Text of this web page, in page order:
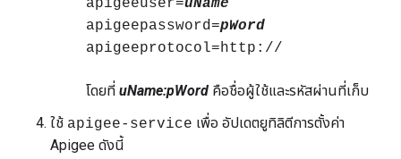
apigeeuser=uName
apigeepassword=pWord
apigeeprotocol=http://
โดยที่ uName:pWord คือชื่อผู้ใช้และรหัสผ่านที่เก็บ
ใช้ apigee-service เพื่อ อัปเดตยูทิลิตีการตั้งค่า
Apigee ดังนี้